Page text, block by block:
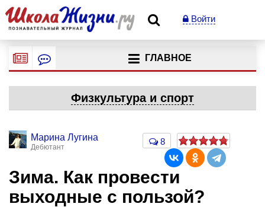
Войти
ГЛАВНОЕ
Физкультура и спорт
Марина Лугина
Дебютант
8
Зима. Как провести
выходные с пользой?